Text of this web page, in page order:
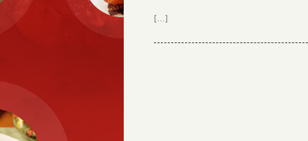
[…]